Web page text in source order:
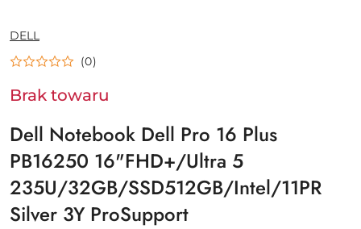
NAZWA
PRODUCENTA:
DELL
(0)
Brak towaru
Dell Notebook Dell Pro 16 Plus
PB16250 16"FHD+/Ultra 5
235U/32GB/SSD512GB/Intel/11PR
Silver 3Y ProSupport